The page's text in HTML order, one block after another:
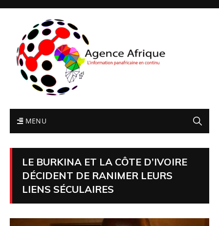
MENU
LE BURKINA ET LA CÔTE D’IVOIRE
DÉCIDENT DE RANIMER LEURS
LIENS SÉCULAIRES